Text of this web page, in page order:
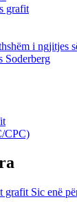
grafit
i ngjitjes
Soderberg
CPC)